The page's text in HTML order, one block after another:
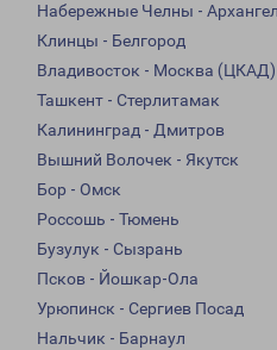
Набережные Челны -
Клинцы - Белгород
Владивосток - Москва (ЦКАД)
Ташкент - Стерлитамак
Калининград - Дмитров
Вышний Волочек - Якутск
Бор - Омск
Россошь - Тюмень
Бузулук - Сызрань
Псков - Йошкар-Ола
Урюпинск - Сергиев Посад
Нальчик - Барнаул